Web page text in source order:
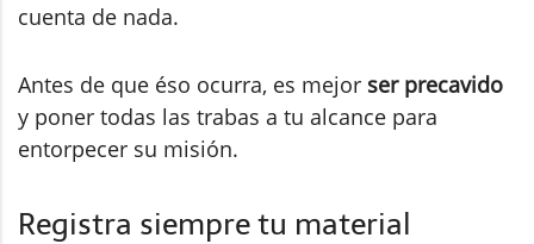
cuenta de nada.
Antes de que éso ocurra, es mejor ser precavido
y poner todas las trabas a tu alcance para
entorpecer su misión.
Registra siempre tu material